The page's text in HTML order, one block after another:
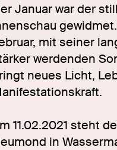
Januar war der
mit seiner
werdenden
neues Licht,
11.02.2021 steht
in